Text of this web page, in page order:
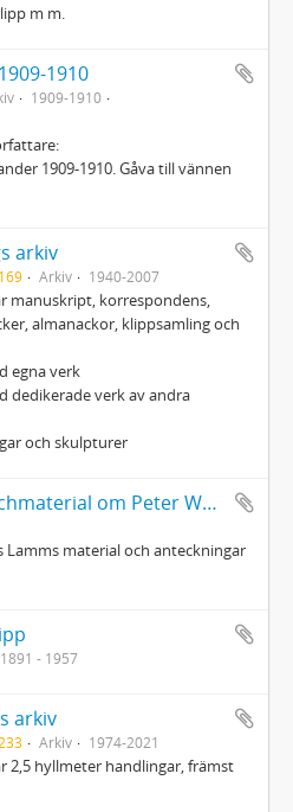
m m.
1910
1909-1910
1909-1910. Gåva till vännen
arkiv
Arkiv 1940-2007
manuskript, korrespondens,
almanackor, klippsamling och
egna verk
dedikerade verk av andra
och skulpturer
Staffan Lamms researchmaterial om Peter Weiss, med originalfotografier från Peter Weiss
Lamms material och anteckningar
1891 - 1957
arkiv
Arkiv 1974-2021
2,5 hyllmeter handlingar, främst